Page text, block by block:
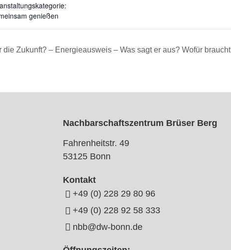
genießen
Zukunft? – Energieausweis – Was sagt er aus? Wofür braucht
Nachbarschaftszentrum Brüser Berg
Fahrenheitstr. 49
53125 Bonn
Kontakt
+49 (0) 228 29 80 96
+49 (0) 228 92 58 333
nbb@dw-bonn.de